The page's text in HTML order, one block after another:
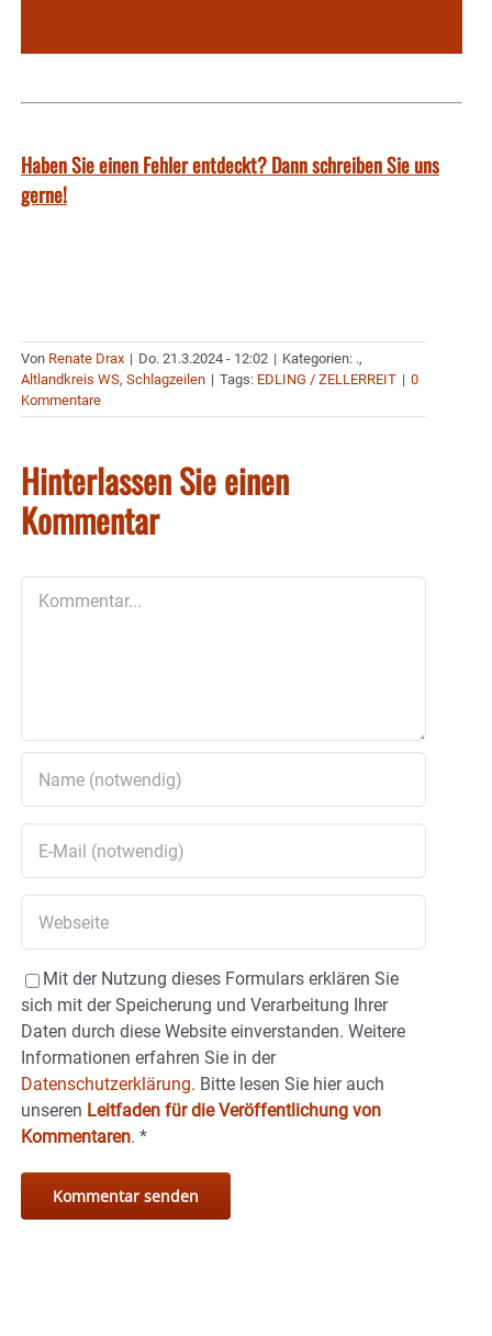
Haben Sie einen Fehler entdeckt? Dann schreiben Sie uns
gerne!
Von Renate Drax | Do. 21.3.2024 - 12:02 | Kategorien: .,
Altlandkreis WS, Schlagzeilen | Tags: EDLING / ZELLERREIT | 0
Kommentare
Hinterlassen Sie einen
Kommentar
Mit der Nutzung dieses Formulars erklären Sie
sich mit der Speicherung und Verarbeitung Ihrer
Daten durch diese Website einverstanden. Weitere
Informationen erfahren Sie in der
Datenschutzerklärung. Bitte lesen Sie hier auch
unseren Leitfaden für die Veröffentlichung von
Kommentaren. *